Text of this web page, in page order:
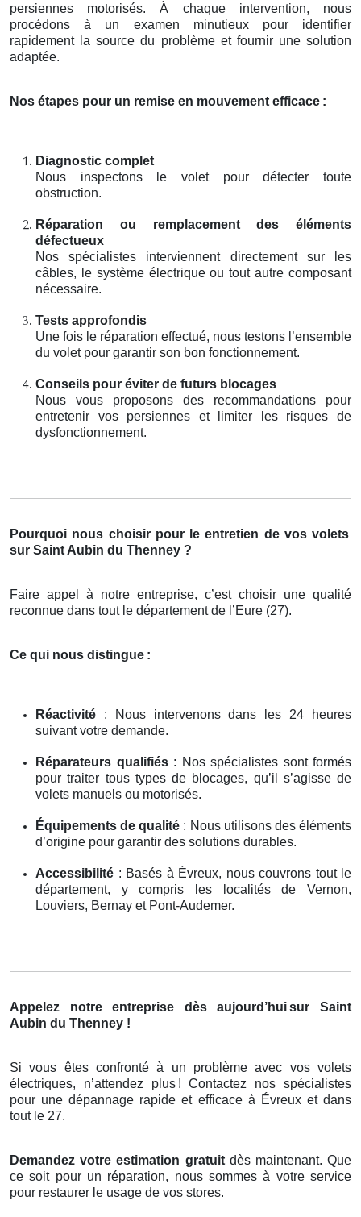
persiennes motorisés. À chaque intervention, nous
procédons à un examen minutieux pour identifier
rapidement la source du problème et fournir une solution
adaptée.
Nos étapes pour un remise en mouvement efficace :
Diagnostic complet
Nous inspectons le volet pour détecter toute
obstruction.
Réparation ou remplacement des éléments
défectueux
Nos spécialistes interviennent directement sur les
câbles, le système électrique ou tout autre composant
nécessaire.
Tests approfondis
Une fois le réparation effectué, nous testons l’ensemble
du volet pour garantir son bon fonctionnement.
Conseils pour éviter de futurs blocages
Nous vous proposons des recommandations pour
entretenir vos persiennes et limiter les risques de
dysfonctionnement.
Pourquoi nous choisir pour le entretien de vos volets
sur Saint Aubin du Thenney ?
Faire appel à notre entreprise, c’est choisir une qualité
reconnue dans tout le département de l’Eure (27).
Ce qui nous distingue :
Réactivité : Nous intervenons dans les 24 heures
suivant votre demande.
Réparateurs qualifiés: Nos spécialistes sont formés
pour traiter tous types de blocages, qu’il s’agisse de
volets manuels ou motorisés.
Équipements de qualité : Nous utilisons des éléments
d’origine pour garantir des solutions durables.
Accessibilité : Basés à Évreux, nous couvrons tout le
département, y compris les localités de Vernon,
Louviers, Bernay et Pont-Audemer.
Appelez notre entreprise dès aujourd’hui sur Saint
Aubin du Thenney !
Si vous êtes confronté à un problème avec vos volets
électriques, n’attendez plus ! Contactez nos spécialistes
pour une dépannage rapide et efficace à Évreux et dans
tout le 27.
Demandez votre estimation gratuitdès maintenant. Que
ce soit pour un réparation, nous sommes à votre service
pour restaurer le usage de vos stores.